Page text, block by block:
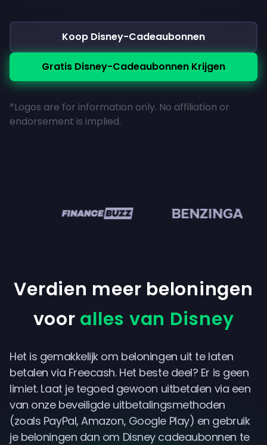
Koop Disney-Cadeaubonnen
Gratis Disney-Cadeaubonnen Krijgen
*Logos are for information only. No affiliation or
endorsement is implied.
Verdien meer beloningen
voor alles van Disney
Het is gemakkelijk om beloningen uit te laten
betalen via Freecash. Het beste deel? Er is geen
limiet. Laat je tegoed gewoon uitbetalen via een
van onze beveiligde uitbetalingsmethoden
(zoals PayPal, Amazon, Google Play) en gebruik
je beloningen dan om Disney cadeaubonnen te